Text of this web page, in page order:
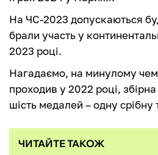
На ЧС-2023 допускаються
брали участь у
2023 році.
Нагадаємо, на минулому
проходив у 2022 році,
шість медалей – одну срібну
ЧИТАЙТЕ ТАКОЖ